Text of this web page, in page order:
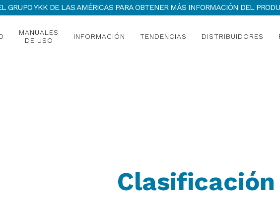
MANUALES
DE USO
INFORMACIÓN TENDENCIAS DISTRIBUIDORES
GRUPO YKK DE LAS AMÉRICAS PARA OBTENER MÁS INFORMACIÓN DEL
Clasificación